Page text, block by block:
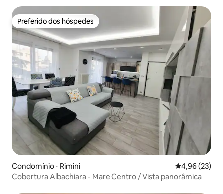
Preferido dos hóspedes
Preferido dos hóspedes
Condomínio ⋅ Rimini 4,96 de uma
4,96 (23)
Cobertura Albachiara - Mare Centro / Vista panorâmica